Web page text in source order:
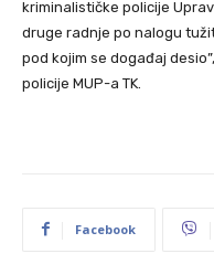
kriminalističke policije
druge radnje po nalogu
pod kojim se događaj
policije MUP-a TK.
Facebook